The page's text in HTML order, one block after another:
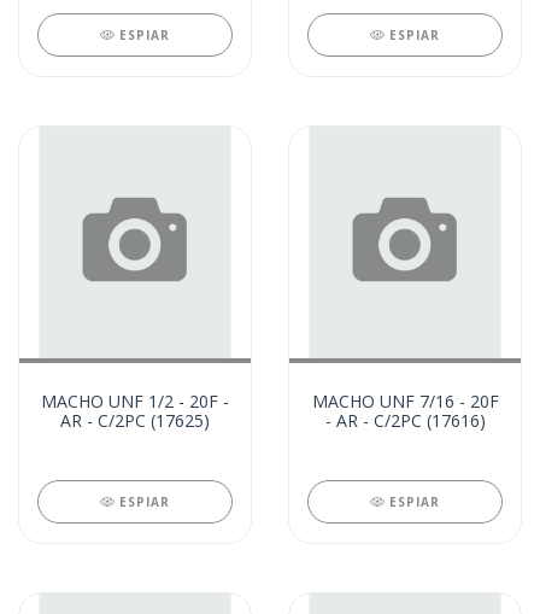
ESPIAR ESPIAR
MACHO UNF 1/2 - 20F -
AR - C/2PC (17625)
ESPIAR
MACHO UNF 7/16 - 20F
- AR - C/2PC (17616)
ESPIAR